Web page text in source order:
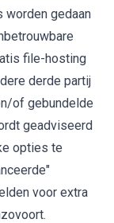
worden gedaan
file-hosting
derde partij
of gebundelde
geadviseerd
opties te
voor extra